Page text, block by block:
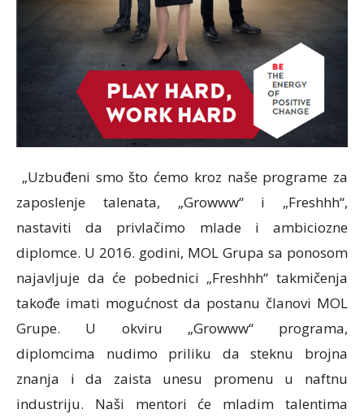
„Uzbuđeni smo što ćemo kroz naše programe za
zaposlenje talenata, „Growww“ i „Freshhh“,
nastaviti da privlačimo mlade i ambiciozne
diplomce. U 2016. godini, MOL Grupa sa ponosom
najavljuje da će pobednici „Freshhh“ takmičenja
takođe imati mogućnost da postanu članovi MOL
Grupe. U okviru „Growww“ programa,
diplomcima nudimo priliku da steknu brojna
znanja i da zaista unesu promenu u naftnu
industriju. Naši mentori će mladim talentima